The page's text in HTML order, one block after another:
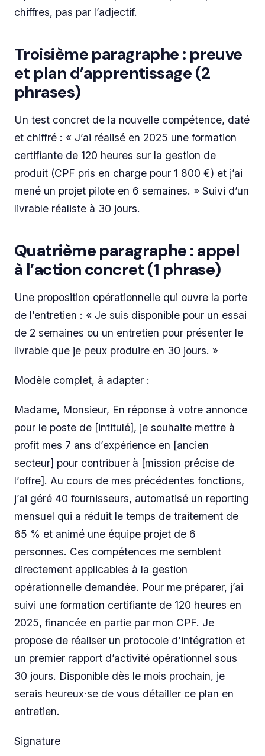
chiffres, pas par l’adjectif.
Troisième paragraphe : preuve
et plan d’apprentissage (2
phrases)
Un test concret de la nouvelle compétence, daté
et chiffré : « J’ai réalisé en 2025 une formation
certifiante de 120 heures sur la gestion de
produit (CPF pris en charge pour 1 800 €) et j’ai
mené un projet pilote en 6 semaines. » Suivi d’un
livrable réaliste à 30 jours.
Quatrième paragraphe : appel
à l’action concret (1 phrase)
Une proposition opérationnelle qui ouvre la porte
de l’entretien : « Je suis disponible pour un essai
de 2 semaines ou un entretien pour présenter le
livrable que je peux produire en 30 jours. »
Modèle complet, à adapter :
Madame, Monsieur, En réponse à votre annonce
pour le poste de [intitulé], je souhaite mettre à
profit mes 7 ans d’expérience en [ancien
secteur] pour contribuer à [mission précise de
l’offre]. Au cours de mes précédentes fonctions,
j’ai géré 40 fournisseurs, automatisé un reporting
mensuel qui a réduit le temps de traitement de
65 % et animé une équipe projet de 6
personnes. Ces compétences me semblent
directement applicables à la gestion
opérationnelle demandée. Pour me préparer, j’ai
suivi une formation certifiante de 120 heures en
2025, financée en partie par mon CPF. Je
propose de réaliser un protocole d’intégration et
un premier rapport d’activité opérationnel sous
30 jours. Disponible dès le mois prochain, je
serais heureux·se de vous détailler ce plan en
entretien.
Signature